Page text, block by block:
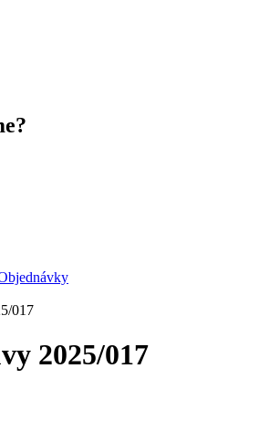
017
2025/017